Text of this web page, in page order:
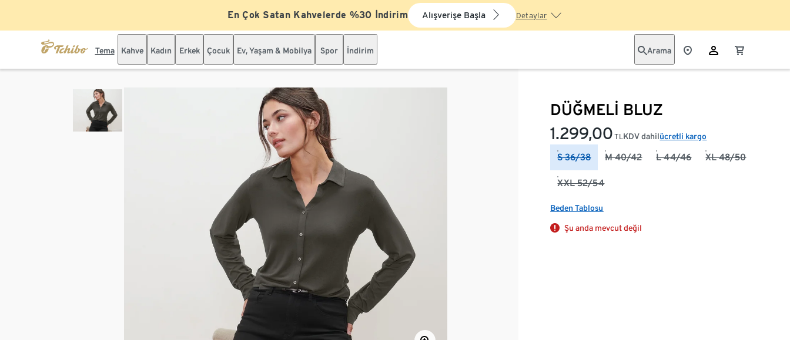
En Çok Satan Kahvelerde %30 İndirim Alışverişe Başla Detaylar
Tema Kahve Kadın Erkek Çocuk Ev, Yaşam & Mobilya Spor İndirim Arama
DÜĞMELİ BLUZ
1.299,00 TLKDV dahilücretli kargo
S 36/38 M 40/42 L 44/46 XL 48/50
XXL 52/54
Beden Tablosu
Şu anda mevcut değil